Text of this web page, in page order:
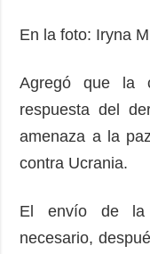
En la foto: Iryna
Agregó que la
respuesta del
amenaza a la
contra Ucrania.
El envío de la
necesario,